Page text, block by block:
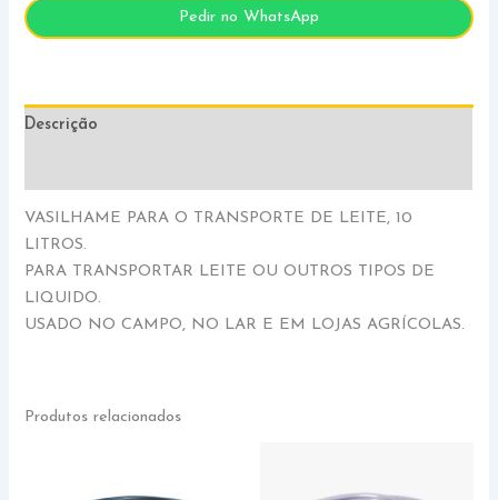
Pedir no WhatsApp
Descrição
VASILHAME PARA O TRANSPORTE DE LEITE, 10
LITROS.
PARA TRANSPORTAR LEITE OU OUTROS TIPOS DE
LIQUIDO.
USADO NO CAMPO, NO LAR E EM LOJAS AGRÍCOLAS.
Produtos relacionados